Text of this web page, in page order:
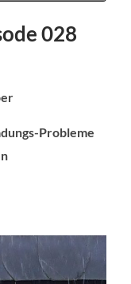
028
Probleme